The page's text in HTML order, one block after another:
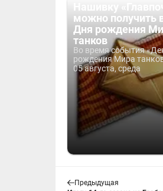
Нашивку
можно получить
Дня рождения
танков
Во время события
рождения Мира
05 августа, среда
Предыдущая